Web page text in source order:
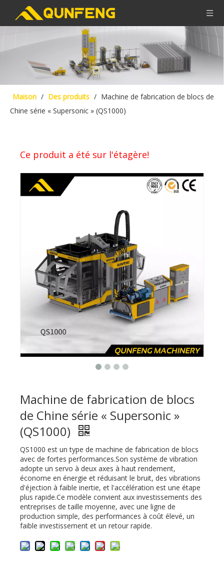
Maison / Des produits / Machine de fabrication de blocs de
Chine série « Supersonic » (QS1000)
Ce produit a été sur l'étagère!
Machine de fabrication de blocs
de Chine série « Supersonic »
(QS1000)
QS1000 est un type de machine de fabrication de blocs
avec de fortes performances.Son système de vibration
adopte un servo à deux axes à haut rendement,
économe en énergie et réduisant le bruit, des vibrations
d'éjection à faible inertie, et l'accélération est une étape
plus rapide.Ce modèle convient aux investissements des
entreprises de taille moyenne, avec une ligne de
production simple, des performances à coût élevé, un
faible investissement et un retour rapide.